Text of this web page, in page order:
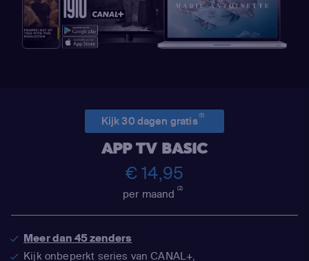
Kijk 30 dagen gratis(1)
APP TV BASIC
€ 14,95
per maand(2)
Meer dan 45 zenders
Kijk onbeperkt series van CANAL+,